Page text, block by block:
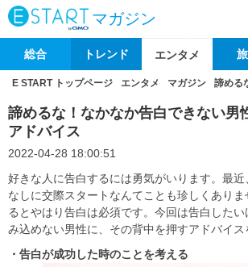
マガジン
総合 トレンド エンタメ
E START トップページ エンタメ マガジン 諦める
諦めるな！なかなか告白できない男
アドバイス
2022-04-28 18:00:51
好きな人に告白するには勇気がいります。最近
なしに交際スタートなんてことも珍しくあり
るとやはり告白は必須です。今回は告白した
み込めない男性に、その背中を押すアドバイス
・告白が成功した時のことを考える